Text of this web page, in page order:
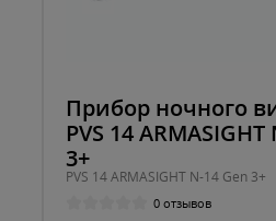
Прибор ночного
PVS 14
3+
PVS 14 ARMASIGHT N-14 Gen 3+
0 отзывов